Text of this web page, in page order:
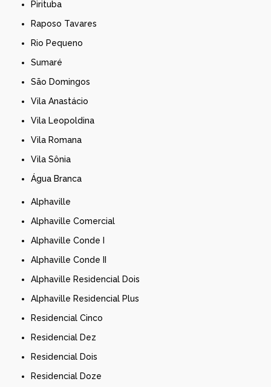
Pirituba
Raposo Tavares
Rio Pequeno
Sumaré
São Domingos
Vila Anastácio
Vila Leopoldina
Vila Romana
Vila Sônia
Água Branca
Alphaville
Alphaville Comercial
Alphaville Conde I
Alphaville Conde II
Alphaville Residencial Dois
Alphaville Residencial Plus
Residencial Cinco
Residencial Dez
Residencial Dois
Residencial Doze